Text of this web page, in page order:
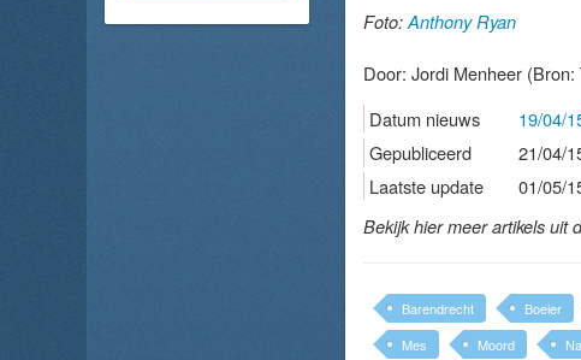
Foto:Anthony Ryan
Door: Jordi Menheer (Bron:
Datum nieuws
19/04/
Gepubliceerd
21/04/
Laatste update
01/05/
Bekijk hier meer artikels uit
Barendrecht Boeier
Mes
Moord